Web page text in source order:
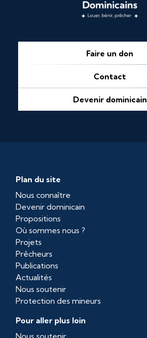
Faire un don
Contact
Devenir dominicain
Plan du site
Nous connaître
Devenir dominicain
Propositions
Où sommes nous ?
Projets
Prêcheurs
Publications
Actualités
Nous soutenir
Protection des mineurs
Pour aller plus loin